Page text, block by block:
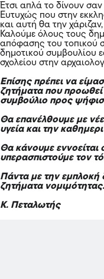
Έτσι απλά το δίνουν
Ευτυχώς που στην
και αυτή θα την
Καλούμε όλους τους
απόφασης του τοπικού
δημοτικού συμβουλίου
σχολείου στην
Επίσης πρέπει να
ζητήματα που προωθεί
συμβούλιο προς
Θα επανέλθουμε με
υγεία και την
Θα κάνουμε εννοείται
υπερασπιστούμε τον
Πάντα με την εμπλοκή
ζητήματα νομιμότητας.
Κ. Πεταλωτής